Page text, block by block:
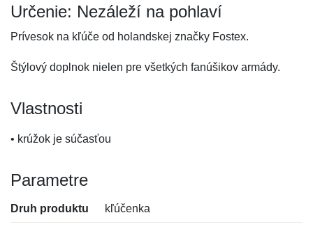
Určenie: Nezáleží na pohlaví
Prívesok na kľúče od holandskej značky Fostex.
Štýlový doplnok nielen pre všetkých fanúšikov armády.
Vlastnosti
• krúžok je súčasťou
Parametre
Druh produktu kľúčenka